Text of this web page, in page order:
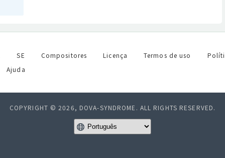
SE Compositores Licença Termos de uso
Ajuda
COPYRIGHT © 2026, DOVA-SYNDROME. ALL RIGHTS RESERVED.